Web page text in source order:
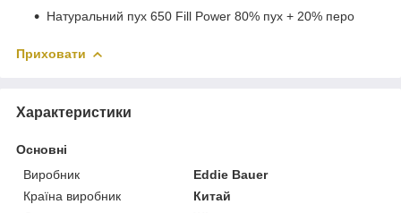
Натуральний пух 650 Fill Power 80% пух + 20% перо
Приховати
Характеристики
Основні
Виробник
Eddie Bauer
Країна виробник
Китай